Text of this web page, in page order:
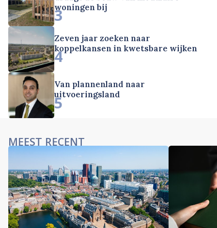
woningen bij
3
Zeven jaar zoeken naar
koppelkansen in kwetsbare wijken
4
Van plannenland naar
uitvoeringsland
5
MEEST RECENT